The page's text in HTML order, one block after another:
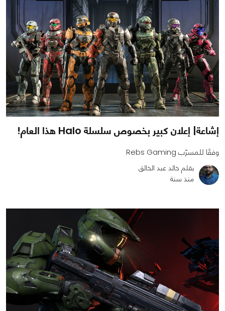
0
إشاعة| إعلان كبير بخصوص سلسلة Halo هذا العام!
وفقًا للمسرّب Rebs Gaming
بقلم خالد عبد الخالق
منذ سنة